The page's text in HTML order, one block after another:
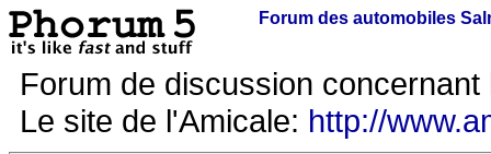
Forum des automobiles
Forum de discussion
Le site de l'Amicale: http://